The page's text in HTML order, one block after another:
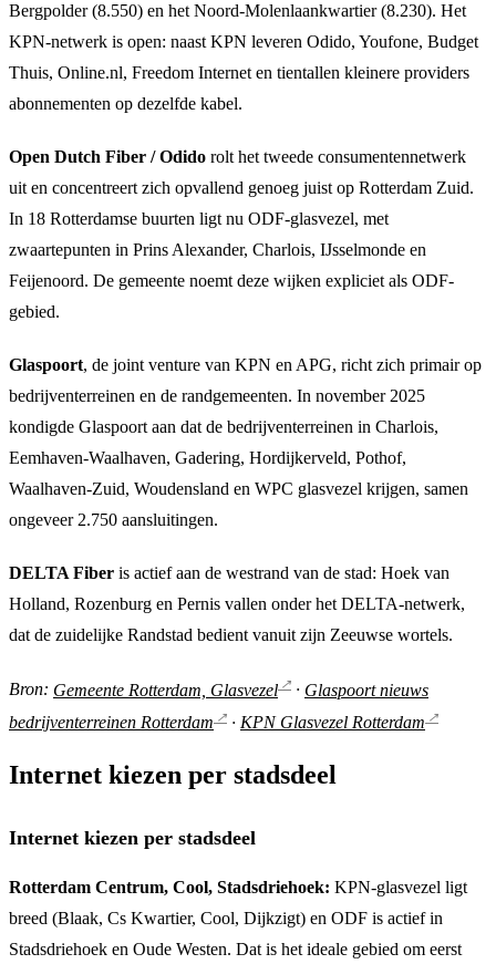
Bergpolder (8.550) en het Noord-Molenlaankwartier (8.230). Het
KPN-netwerk is open: naast KPN leveren Odido, Youfone, Budget
Thuis, Online.nl, Freedom Internet en tientallen kleinere providers
abonnementen op dezelfde kabel.
Open Dutch Fiber / Odido rolt het tweede consumentennetwerk
uit en concentreert zich opvallend genoeg juist op Rotterdam Zuid.
In 18 Rotterdamse buurten ligt nu ODF-glasvezel, met
zwaartepunten in Prins Alexander, Charlois, IJsselmonde en
Feijenoord. De gemeente noemt deze wijken expliciet als ODF-
gebied.
Glaspoort, de joint venture van KPN en APG, richt zich primair op
bedrijventerreinen en de randgemeenten. In november 2025
kondigde Glaspoort aan dat de bedrijventerreinen in Charlois,
Eemhaven-Waalhaven, Gadering, Hordijkerveld, Pothof,
Waalhaven-Zuid, Woudensland en WPC glasvezel krijgen, samen
ongeveer 2.750 aansluitingen.
DELTA Fiber is actief aan de westrand van de stad: Hoek van
Holland, Rozenburg en Pernis vallen onder het DELTA-netwerk,
dat de zuidelijke Randstad bedient vanuit zijn Zeeuwse wortels.
Bron: Gemeente Rotterdam, Glasvezel · Glaspoort nieuws
bedrijventerreinen Rotterdam
· KPN Glasvezel Rotterdam
Internet kiezen per stadsdeel
Internet kiezen per stadsdeel
Rotterdam Centrum, Cool, Stadsdriehoek: KPN-glasvezel ligt
breed (Blaak, Cs Kwartier, Cool, Dijkzigt) en ODF is actief in
Stadsdriehoek en Oude Westen. Dat is het ideale gebied om eerst